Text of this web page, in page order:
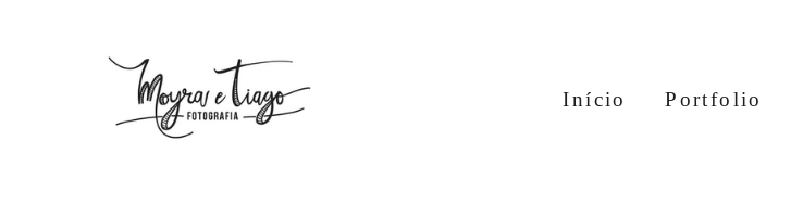
Início Portfolio